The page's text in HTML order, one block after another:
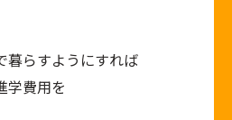
暮らすようにすれば
学費用を